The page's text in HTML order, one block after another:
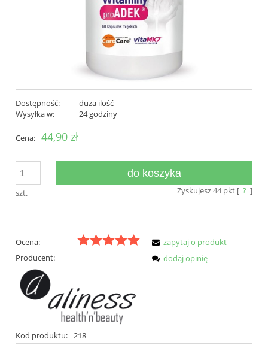
Dostępność:
duża ilość
Wysyłka w:
24 godziny
Cena: 44,90 zł
szt.
do koszyka
Zyskujesz44pkt [ ? ]
Ocena:
Producent:
Kod produktu: 218
zapytaj o produkt
dodaj opinię